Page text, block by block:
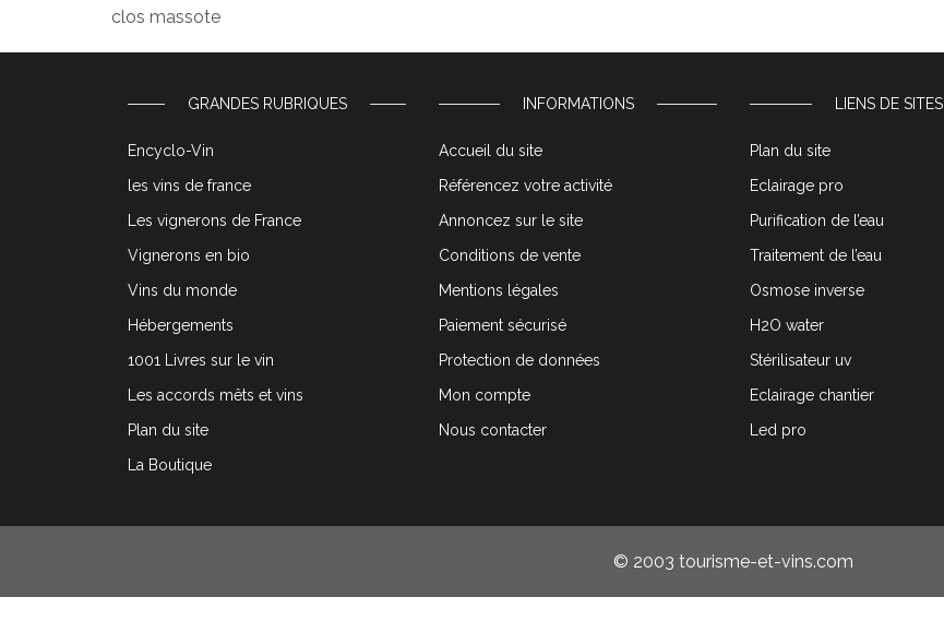
clos massote
GRANDES RUBRIQUES
Encyclo-Vin
les vins de france
Les vignerons de France
Vignerons en bio
Vins du monde
Hébergements
1001 Livres sur le vin
Les accords mêts et vins
Plan du site
La Boutique
INFORMATIONS
Accueil du site
Référencez votre activité
Annoncez sur le site
Conditions de vente
Mentions légales
Paiement sécurisé
Protection de données
Mon compte
Nous contacter
LIENS DE SITES
Plan du site
Eclairage pro
Purification de l’eau
Traitement de l’eau
Osmose inverse
H2O water
Stérilisateur uv
Eclairage chantier
Led pro
© 2003 tourisme-et-vins.com